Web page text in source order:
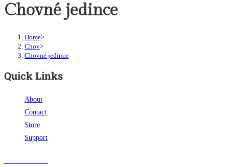
Chovné jedince
Home>
Chov>
Chovné jedince
Quick Links
About
Contact
Store
Support